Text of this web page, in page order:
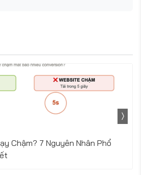
Chậm? 7 Nguyên Nhân Phổ